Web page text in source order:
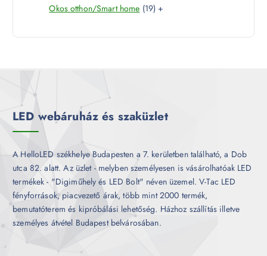
r
é
t
r
Okos otthon/Smart home 191
t
+
LED webáruház és szaküzlet
A HelloLED székhelye Budapesten a 7. kerületben található, a Dob
utca 82. alatt. Az üzlet - melyben személyesen is vásárolhatóak LED
termékek - "Digiműhely és LED Bolt" néven üzemel. V-Tac LED
fényforrások, piacvezető árak, több mint 2000 termék,
bemutatóterem és kipróbálási lehetőség. Házhoz szállítás illetve
személyes átvétel Budapest belvárosában.